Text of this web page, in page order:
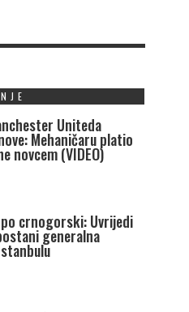
Uniteda
Mehaničaru platio
novcem (VIDEO)
crnogorski: Uvrijedi
generalna